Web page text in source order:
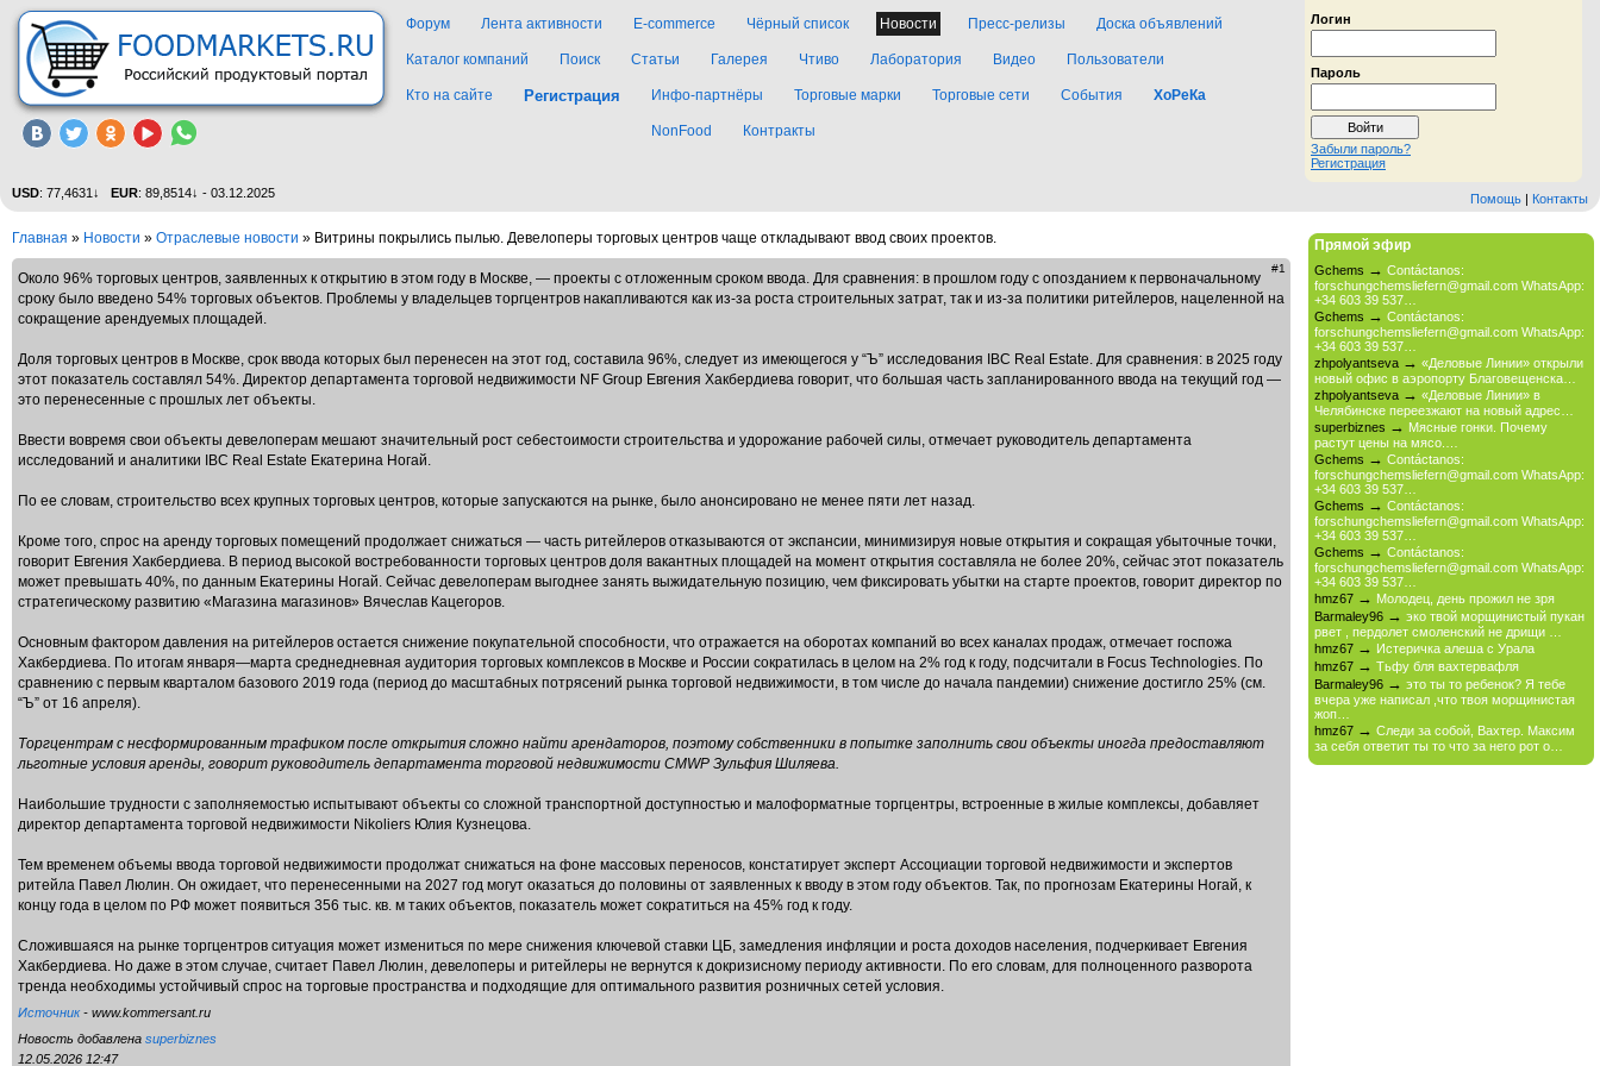
Логин
Пароль
Забыли пароль?
Регистрация
Форум Лента активности E-commerce Чёрный список Новости Пресс-релизы Доска объявлений
Каталог компаний Поиск Статьи Галерея Чтиво Лаборатория Видео Пользователи
Кто на сайте Регистрация Инфо-партнёры Торговые марки Торговые сети События ХоРеКа
NonFood Контракты
Помощь | Контакты
USD: 77,4631↓ EUR: 89,8514↓ - 03.12.2025
Главная » Новости » Отраслевые новости » Витрины покрылись пылью. Девелоперы торговых центров чаще откладывают ввод своих проектов.
#1
Около 96% торговых центров, заявленных к открытию в этом году в Москве, — проекты с отложенным сроком ввода. Для сравнения: в прошлом году с опозданием к первоначальному
сроку было введено 54% торговых объектов. Проблемы у владельцев торгцентров накапливаются как из-за роста строительных затрат, так и из-за политики ритейлеров, нацеленной на
сокращение арендуемых площадей.
Доля торговых центров в Москве, срок ввода которых был перенесен на этот год, составила 96%, следует из имеющегося у “Ъ” исследования IBC Real Estate. Для сравнения: в 2025 году
этот показатель составлял 54%. Директор департамента торговой недвижимости NF Group Евгения Хакбердиева говорит, что большая часть запланированного ввода на текущий год —
это перенесенные с прошлых лет объекты.
Ввести вовремя свои объекты девелоперам мешают значительный рост себестоимости строительства и удорожание рабочей силы, отмечает руководитель департамента
исследований и аналитики IBC Real Estate Екатерина Ногай.
По ее словам, строительство всех крупных торговых центров, которые запускаются на рынке, было анонсировано не менее пяти лет назад.
Кроме того, спрос на аренду торговых помещений продолжает снижаться — часть ритейлеров отказываются от экспансии, минимизируя новые открытия и сокращая убыточные точки,
говорит Евгения Хакбердиева. В период высокой востребованности торговых центров доля вакантных площадей на момент открытия составляла не более 20%, сейчас этот показатель
может превышать 40%, по данным Екатерины Ногай. Сейчас девелоперам выгоднее занять выжидательную позицию, чем фиксировать убытки на старте проектов, говорит директор по
стратегическому развитию «Магазина магазинов» Вячеслав Кацегоров.
Основным фактором давления на ритейлеров остается снижение покупательной способности, что отражается на оборотах компаний во всех каналах продаж, отмечает госпожа
Хакбердиева. По итогам января—марта среднедневная аудитория торговых комплексов в Москве и России сократилась в целом на 2% год к году, подсчитали в Focus Technologies. По
сравнению с первым кварталом базового 2019 года (период до масштабных потрясений рынка торговой недвижимости, в том числе до начала пандемии) снижение достигло 25% (см.
“Ъ” от 16 апреля).
Торгцентрам с несформированным трафиком после открытия сложно найти арендаторов, поэтому собственники в попытке заполнить свои объекты иногда предоставляют
льготные условия аренды, говорит руководитель департамента торговой недвижимости CMWP Зульфия Шиляева.
Наибольшие трудности с заполняемостью испытывают объекты со сложной транспортной доступностью и малоформатные торгцентры, встроенные в жилые комплексы, добавляет
директор департамента торговой недвижимости Nikoliers Юлия Кузнецова.
Тем временем объемы ввода торговой недвижимости продолжат снижаться на фоне массовых переносов, констатирует эксперт Ассоциации торговой недвижимости и экспертов
ритейла Павел Люлин. Он ожидает, что перенесенными на 2027 год могут оказаться до половины от заявленных к вводу в этом году объектов. Так, по прогнозам Екатерины Ногай, к
концу года в целом по РФ может появиться 356 тыс. кв. м таких объектов, показатель может сократиться на 45% год к году.
Сложившаяся на рынке торгцентров ситуация может измениться по мере снижения ключевой ставки ЦБ, замедления инфляции и роста доходов населения, подчеркивает Евгения
Хакбердиева. Но даже в этом случае, считает Павел Люлин, девелоперы и ритейлеры не вернутся к докризисному периоду активности. По его словам, для полноценного разворота
тренда необходимы устойчивый спрос на торговые пространства и подходящие для оптимального развития розничных сетей условия.
Источник- www.kommersant.ru
Новость добавлена superbiznes
12.05.2026 12:47
Прямой эфир
Gchems → Contáctanos:
forschungchemsliefern@gmail.com WhatsApp:
+34 603 39 537…
Gchems → Contáctanos:
forschungchemsliefern@gmail.com WhatsApp:
+34 603 39 537…
zhpolyantseva → «Деловые Линии» открыли
новый офис в аэропорту Благовещенска…
zhpolyantseva → «Деловые Линии» в
Челябинске переезжают на новый адрес…
superbiznes → Мясные гонки. Почему
растут цены на мясо.…
Gchems → Contáctanos:
forschungchemsliefern@gmail.com WhatsApp:
+34 603 39 537…
Gchems → Contáctanos:
forschungchemsliefern@gmail.com WhatsApp:
+34 603 39 537…
Gchems → Contáctanos:
forschungchemsliefern@gmail.com WhatsApp:
+34 603 39 537…
hmz67 → Молодец, день прожил не зря
Barmaley96 → эко твой морщинистый пукан
рвет , пердолет смоленский не дрищи …
hmz67 → Истеричка алеша с Урала
hmz67 → Тьфу бля вахтервафля
Barmaley96 → это ты то ребенок? Я тебе
вчера уже написал ,что твоя морщинистая
жоп…
hmz67 → Следи за собой, Вахтер. Максим
за себя ответит ты то что за него рот о…